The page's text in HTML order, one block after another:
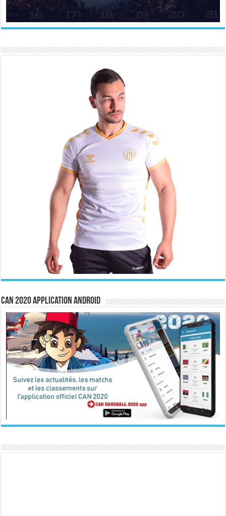
CAN 2020 Application Android